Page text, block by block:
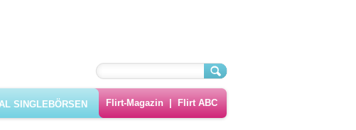
SINGLEBÖRSEN Flirt-Magazin|Flirt ABC